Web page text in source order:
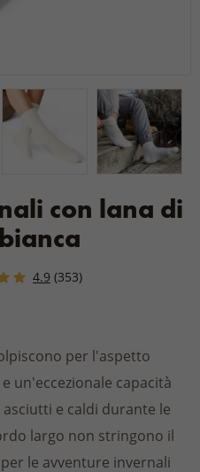
con lana di
4.9 (353)
per l'aspetto
un'eccezionale capacità
e caldi durante le
largo non stringono il
le avventure invernali